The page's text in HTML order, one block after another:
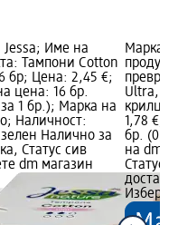
Jessa; Име на
Тампони Cotton
бр; Цена: 2,45 €;
цена: 16 бр.
1 бр.); Марка на
Наличност:
зелен Налично за
Статус сив
dm магазин
Марка:
Ultra,
крилца,
1,78 €;
бр.
на dm
Статус